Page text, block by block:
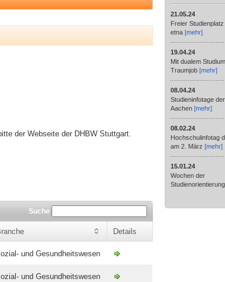
der Webseite der DHBW Stuttgart.
Suche
Details
und Gesundheitswesen
und Gesundheitswesen
21.05.24
Freier
etna [mehr]
19.04.24
Mit dualem
Traumjob [mehr]
08.04.24
Studieninfotage
Aachen [mehr]
08.02.24
Hochschulinfotag
am 2. März [mehr]
15.01.24
Wochen der
Studienorientierung